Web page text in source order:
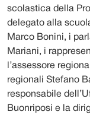
scolastica della
delegato alla
Marco Bonini, i
Mariani, i
l’assessore
regionali Stefano
responsabile
Buonriposi e la